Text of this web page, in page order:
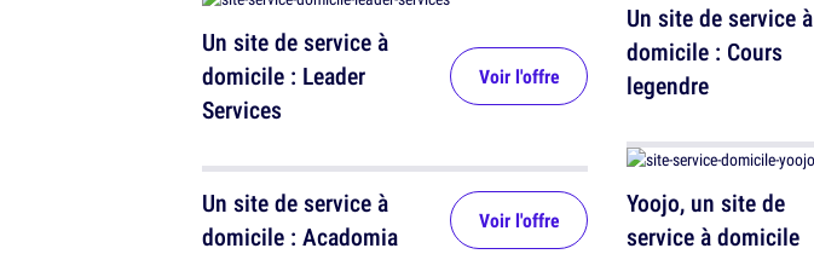
Un site de service à
domicile : Leader
Services
Voir l'offre
Un site de service à
domicile : Acadomia
Voir l'offre
Un site de service à
domicile : Cours
legendre
Yoojo, un site de
service à domicile